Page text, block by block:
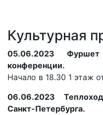
Культурная
05.06.2023
конференции.
Начало в 18.30 1 этаж
06.06.2023
Санкт-Петербурга.